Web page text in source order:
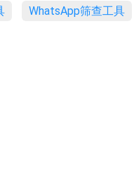
WhatsApp筛查工具